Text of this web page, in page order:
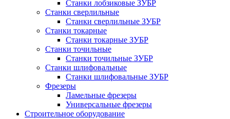
Станки лобзиковые ЗУБР
Станки сверлильные
Станки сверлильные ЗУБР
Станки токарные
Станки токарные ЗУБР
Станки точильные
Станки точильные ЗУБР
Станки шлифовальные
Станки шлифовальные ЗУБР
Фрезеры
Ламельные фрезеры
Универсальные фрезеры
Строительное оборудование